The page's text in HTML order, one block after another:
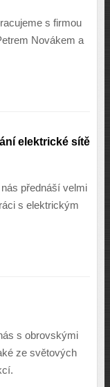
s firmou
Novákem a
elektrické sítě
přednáší velmi
s elektrickým
s obrovskými
ze světových